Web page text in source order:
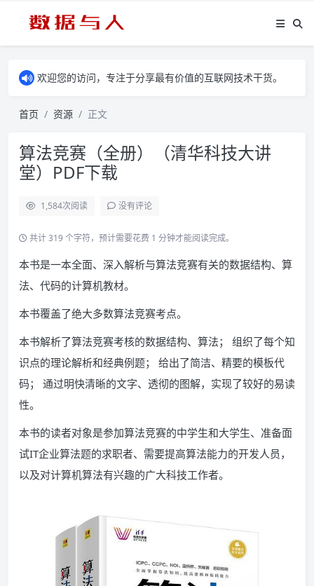
欢迎您的访问，专注于分享最有价值的互联网技术干货。
首页 资源 正文
算法竞赛（全册）（清华科技大讲
堂）PDF下载
1,584次阅读 没有评论
共计 319 个字符，预计需要花费 1 分钟才能阅读完成。
本书是一本全面、深入解析与算法竞赛有关的数据结构、算
法、代码的计算机教材。
本书覆盖了绝大多数算法竞赛考点。
本书解析了算法竞赛考核的数据结构、算法； 组织了每个知
识点的理论解析和经典例题； 给出了简洁、精要的模板代
码； 通过明快清晰的文字、透彻的图解，实现了较好的易读
性。
本书的读者对象是参加算法竞赛的中学生和大学生、准备面
试IT企业算法题的求职者、需要提高算法能力的开发人员，
以及对计算机算法有兴趣的广大科技工作者。